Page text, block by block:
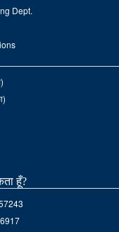
Dept.
हूँ?